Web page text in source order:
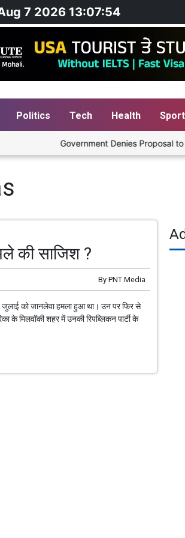
7 2026 13:07:55
Politics Tech Health
Government Denies Proposal to
की साजिश ?
By PNT Media
जुलाई को जानलेवा हमला हुआ था। उन पर फिर से
के मिलवॉकी शहर में उनकी रिपब्लिकन पार्टी के